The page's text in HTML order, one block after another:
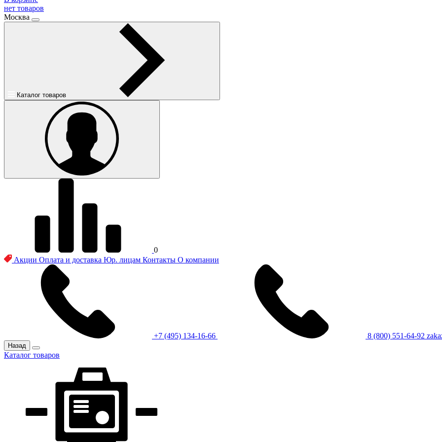
нет товаров
Москва
Каталог товаров
0
Акции Оплата и доставка Юр. лицам Контакты О компании
+7 (495) 134-16-66 8 (800) 551-64-92
Назад
Каталог товаров